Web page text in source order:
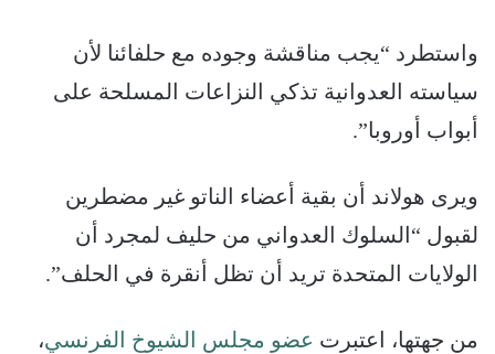
واستطرد “يجب مناقشة وجوده مع حلفائنا لأن
سياسته العدوانية تذكي النزاعات المسلحة على
أبواب أوروبا”.
ويرى هولاند أن بقية أعضاء الناتو غير مضطرين
لقبول “السلوك العدواني من حليف لمجرد أن
الولايات المتحدة تريد أن تظل أنقرة في الحلف”.
من جهتها، اعتبرت عضو مجلس الشيوخ الفرنسي،